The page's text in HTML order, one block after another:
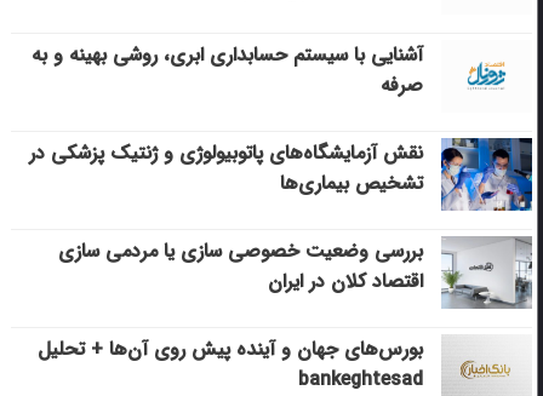
آشنایی با سیستم حسابداری ابری، روشی بهینه و به
صرفه
نقش آزمایشگاه‌های پاتوبیولوژی و ژنتیک پزشکی در
تشخیص بیماری‌ها
بررسی وضعیت خصوصی سازی یا مردمی سازی
اقتصاد کلان در ایران
بورس‌های جهان و آینده پیش روی آن‌ها + تحلیل
bankeghtesad